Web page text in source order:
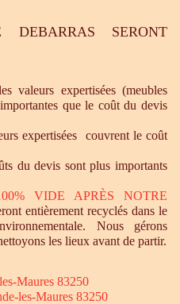
SERONT
valeurs expertisées (meubles
que le coût du devis
expertisées couvrent le coût
du devis sont plus importants
VIDE APRÈS NOTRE
entièrement recyclés dans le
Nous gérons
les lieux avant de partir.
Maures 83250
les-Maures 83250